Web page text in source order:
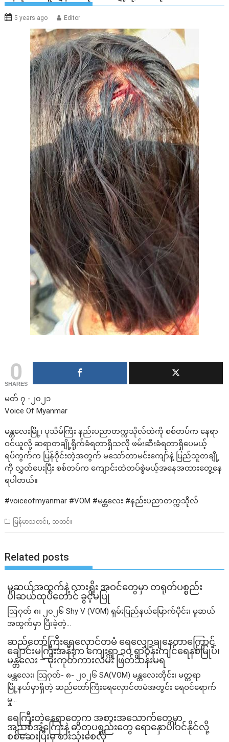
5 years ago Editor
0
SHARES
မတ် ၇ -၂၀၂၁
Voice Of Myanmar
မန္တလေးမြို့၊ ပုသိမ်ကြီး နည်းပညာတက္ကသိုလ်ထဲကို စစ်တပ်က နေရာ
ဝင်ယူလို့ ဆရာတချို့ရိုက်ခံရတာရှိသလို ဖမ်းဆီးခံရတာရှိပေမယ့်
ရပ်ကွက်က ပြန်ဝိုင်းတဲ့အတွက် မသော်တာမင်းကျော်နဲ့ ပြည်သူတချို့
ကို လွှတ်ပေးပြီး စစ်တပ်က ကျောင်းထဲတပ်စွဲမယ့်အနေအထားတွေ့နေ
ရပါတယ်။
#voiceofmyanmar #VOM #မန္တလေး #နည်းပညာတက္ကသိုလ်
မြန်မာသတင်း, သတင်း
Related posts
မူဆယ်အထွက်နဲ့ လားရှိုး အဝင်တွေမှာ တရုတ်ပစ္စည်း
ပါဆယ်ထုပ်တောင် ခွင့်မပြု
ဩဂုတ် ၈၊ ၂၀၂၆ Shy V (VOM) ရှမ်းပြည်နယ်မြောက်ပိုင်း၊ မူဆယ်
အထွက်မှာ ပြီးခဲ့တဲ့...
ဆည်တော်ကြီးရေလှောင်တမံ ရေလျှော့ချနေတာကြောင့်
ချောင်းမကြီးအနီးက ကျေးရွာ ၁၀ ရွာဝန်းကျင်ရေနစ်မြုပ်၊
မန္တလေး – မိုးကုတ်ကားလမ်း ဖြတ်သန်းမရ
မန္တလေး၊ သြဂုတ်- ၈- ၂၀၂၆ SA(VOM) မန္တလေးတိုင်း၊ မတ္တရာ
မြို့နယ်မှာရှိတဲ့ ဆည်တော်ကြီးရေလှောင်တမံအတွင်း ရေဝင်ရောက်
မှု...
ရေကြီးတဲ့​နေရာ​တွေက အစားအသောက်တွေမှာ
အညစ်အကြေးနဲ့ ဓာတုပစ္စည်းတွေ ရောနှောပါဝင်နိုင်လို့
စစ်ဆေးပြီးမှ စားသုံးစေလို